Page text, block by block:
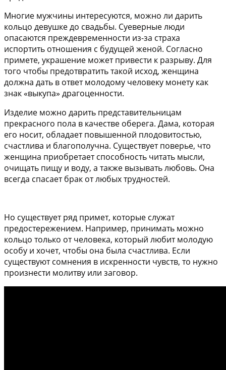
Многие мужчины интересуются, можно ли дарить
кольцо девушке до свадьбы. Суеверные люди
опасаются преждевременности из-за страха
испортить отношения с будущей женой. Согласно
примете, украшение может привести к разрыву. Для
того чтобы предотвратить такой исход, женщина
должна дать в ответ молодому человеку монету как
знак «выкупа» драгоценности.
Изделие можно дарить представительницам
прекрасного пола в качестве оберега. Дама, которая
его носит, обладает повышенной плодовитостью,
счастлива и благополучна. Существует поверье, что
женщина приобретает способность читать мысли,
очищать пищу и воду, а также вызывать любовь. Она
всегда спасает брак от любых трудностей.
Но существует ряд примет, которые служат
предостережением. Например, принимать можно
кольцо только от человека, который любит молодую
особу и хочет, чтобы она была счастлива. Если
существуют сомнения в искренности чувств, то нужно
произнести молитву или заговор.